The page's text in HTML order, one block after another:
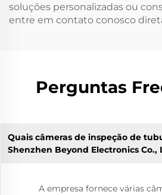
soluções personalizadas ou
entre em contato conosco
Perguntas
Quais câmeras de inspeção de
Shenzhen Beyond Electronics Co.,
A empresa fornece várias